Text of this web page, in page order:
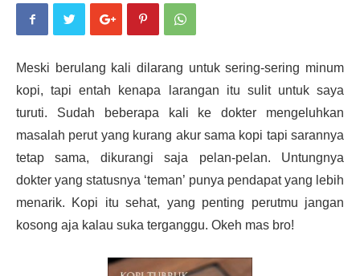
Meski berulang kali dilarang untuk sering-sering minum
kopi, tapi entah kenapa larangan itu sulit untuk saya
turuti. Sudah beberapa kali ke dokter mengeluhkan
masalah perut yang kurang akur sama kopi tapi sarannya
tetap sama, dikurangi saja pelan-pelan. Untungnya
dokter yang statusnya ‘teman’ punya pendapat yang lebih
menarik. Kopi itu sehat, yang penting perutmu jangan
kosong aja kalau suka terganggu. Okeh mas bro!